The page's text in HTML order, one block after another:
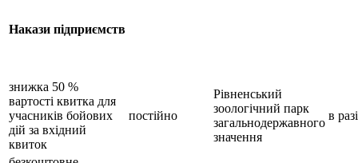
Накази підприємств
знижка 50 %
вартості квитка для
учасників бойових
дій за вхідний
квиток
постійно
Рівненський
зоологічний парк
загальнодержавного
значення
в